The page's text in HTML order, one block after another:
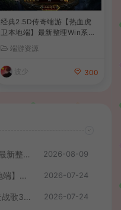
经典2.5D传奇端游【热血虎
卫本地端】最新整理Win系服
务端+PC客户端+详细搭建教
程
端游资源
波少 300
996引擎传奇端游【南派传说】最新整理WIN系一键即玩单机端+PC客户端+详细搭建教程 2026-08-09
典藏MMORPG端游【醉西游本地端】最新最新整理Win系服务端+PC客户端+GM后台+详细搭建教程 2026-07-24
唯美3D仙侠端游【云中歌之青云战歌3D本地端】最整理Win系服务端+PC客户端+GM工具+详细搭建教程 2026-07-24